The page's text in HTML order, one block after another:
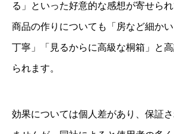
る」といった好意的な感想が寄せられ
商品の作りについても「房など細か
丁寧」「見るからに高級な桐箱」と
られます。
効果については個人差があり、保証